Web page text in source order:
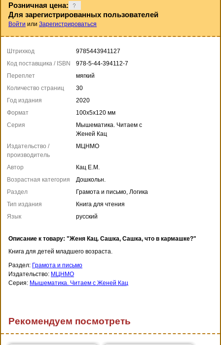
Розничная цена:
Для зарегистрированных пользователей
Войти или Зарегистрироваться
Штрихкод
9785443941127
Код поставщика / ISBN
978-5-44-394112-7
Переплет
мягкий
Количество страниц
30
Год издания
2020
Формат
100x5x120 мм
Серия
Мышематика. Читаем с
Женей Кац
Издательство /
производитель
МЦНМО
Автор
Кац Е.М.
Возрастная категория
Дошкольн.
Раздел
Грамота и письмо, Логика
Тип издания
Книга для чтения
Язык
русский
Описание к товару: "Женя Кац. Сашка, Сашка, что в кармашке?"
Книга для детей младшего возраста.
Раздел: Грамота и письмо
Издательство: МЦНМО
Серия: Мышематика. Читаем с Женей Кац
Рекомендуем посмотреть